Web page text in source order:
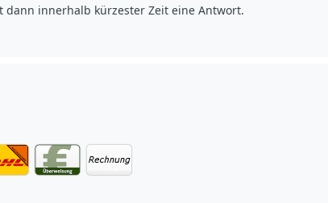
dann innerhalb kürzester Zeit eine Antwort.